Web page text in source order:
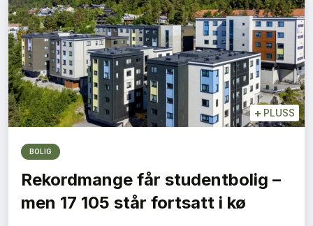
+ PLUSS
BOLIG
Rekordmange får studentbolig –
men 17 105 står fortsatt i kø